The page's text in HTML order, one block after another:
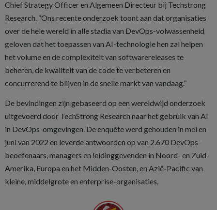
Chief Strategy Officer en Algemeen Directeur bij Techstrong
Research. “Ons recente onderzoek toont aan dat organisaties
over de hele wereld in alle stadia van DevOps-volwassenheid
geloven dat het toepassen van AI-technologie hen zal helpen
het volume en de complexiteit van softwarereleases te
beheren, de kwaliteit van de code te verbeteren en
concurrerend te blijven in de snelle markt van vandaag.”
De bevindingen zijn gebaseerd op een wereldwijd onderzoek
uitgevoerd door TechStrong Research naar het gebruik van AI
in DevOps-omgevingen. De enquête werd gehouden in mei en
juni van 2022 en leverde antwoorden op van 2.670 DevOps-
beoefenaars, managers en leidinggevenden in Noord- en Zuid-
Amerika, Europa en het Midden-Oosten, en Azië-Pacific van
kleine, middelgrote en enterprise-organisaties.